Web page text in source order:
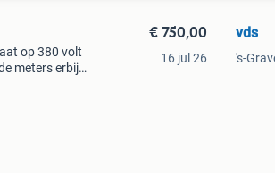
op 380 volt
meters erbij.
€ 750,00
16 jul 26
vds
's-